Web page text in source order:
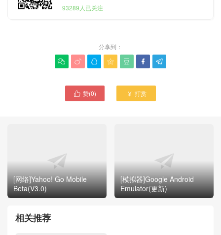
93289人已关注
分享到：
      
 赞(0)  打赏
[网络]Yahoo! Go Mobile
Beta(V3.0)
[模拟器]Google Android
Emulator(更新)
相关推荐